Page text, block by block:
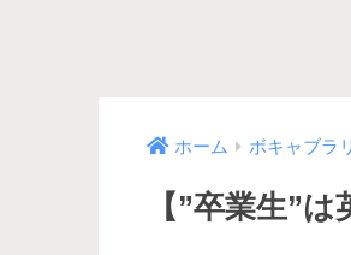
ホーム ボキャブラ
【”卒業生”